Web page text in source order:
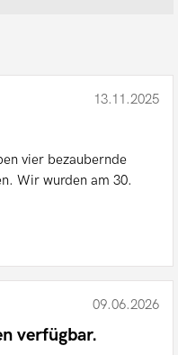
13.11.2025
vier bezaubernde
Wir wurden am 30.
09.06.2026
verfügbar.